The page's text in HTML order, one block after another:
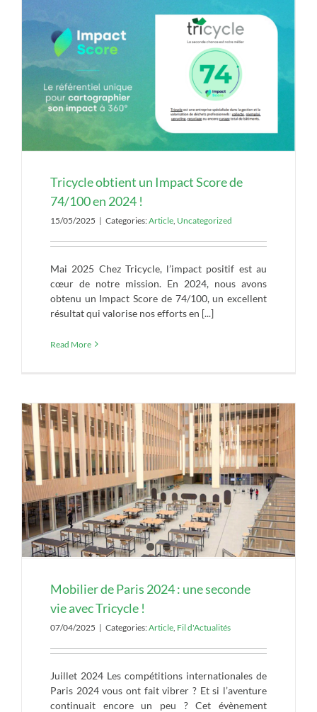
Tricycle obtient un Impact Score de
74/100 en 2024 !
15/05/2025 | Categories:Article Uncategorized
Mai 2025 Chez Tricycle, l’impact positif est au
cœur de notre mission. En 2024, nous avons
obtenu un Impact Score de 74/100, un excellent
résultat qui valorise nos efforts en [...]
Read More
Mobilier de Paris 2024 : une seconde
vie avec Tricycle !
07/04/2025 | Categories:Article Fil d'Actualités
Juillet 2024 Les compétitions internationales de
Paris 2024 vous ont fait vibrer ? Et si l’aventure
continuait encore un peu ? Cet évènement